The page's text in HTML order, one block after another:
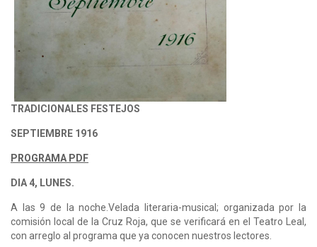
TRADICIONALES FESTEJOS
SEPTIEMBRE 1916
PROGRAMA PDF
DIA 4, LUNES.
A las 9 de la noche.Velada literaria-musical; organizada por la
comisión local de la Cruz Roja, que se verificará en el Teatro Leal,
con arreglo al programa que ya conocen nuestros lectores.